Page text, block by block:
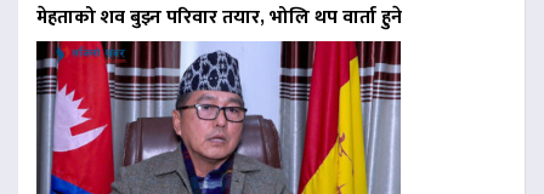
मेहताको शव बुझ्न परिवार तयार, भोलि थप वार्ता हुने